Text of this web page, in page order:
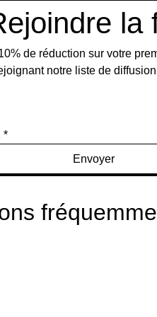
la
de réduction sur votre
notre liste de
*
Envoyer